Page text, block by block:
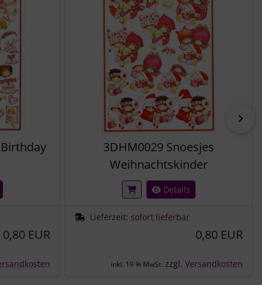
0,80 EUR
3DHM0029 Snoesjes
Weihnachtskinder
Details
Lieferzeit: sofort lieferbar
0,80 EUR
inkl. 19 % MwSt. zzgl. Versandkosten